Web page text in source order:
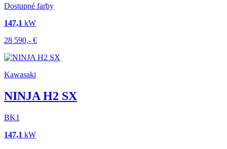
Dostupné farby
147,1 kW
28 590,- €
Kawasaki
NINJA H2 SX
BK1
147,1 kW